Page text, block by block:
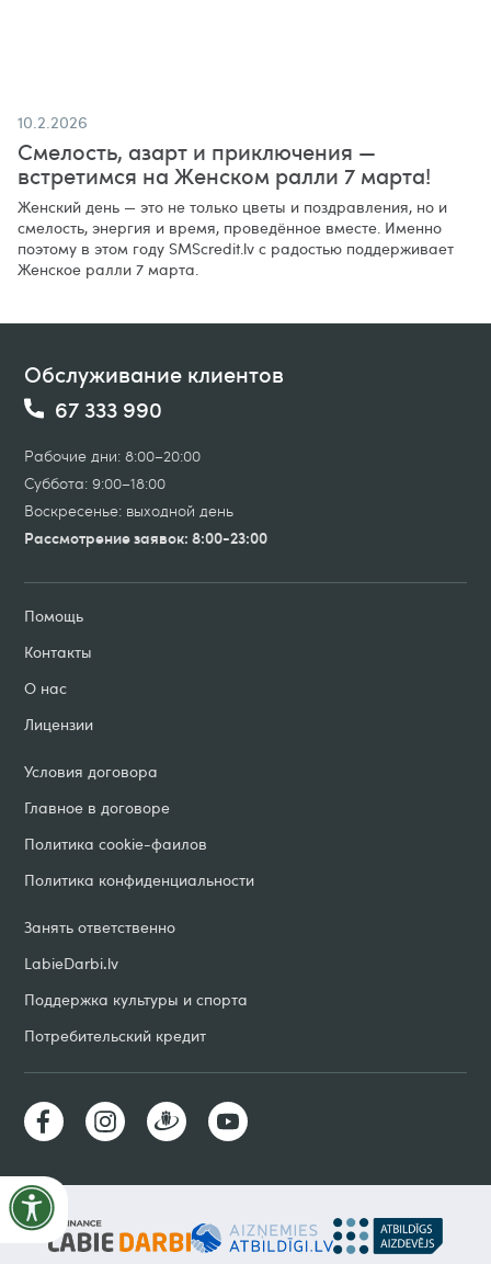
10.2.2026
Смелость, азарт и приключения —
встретимся на Женском ралли 7 марта!
Женский день — это не только цветы и поздравления, но и
смелость, энергия и время, проведённое вместе. Именно
поэтому в этом году SMScredit.lv с радостью поддерживает
Женское ралли 7 марта.
Обслуживание клиентов
67 333 990
Рабочие дни: 8:00–20:00
Суббота: 9:00–18:00
Воскресенье: выходной день
Рассмотрение заявок: 8:00-23:00
Помощь
Контакты
О нас
Лицензии
Занять ответственно
LabieDarbi.lv
Поддержка культуры и спорта
Потребительский кредит
Условия договорa
Главное в договоре
Политика cookie-фаилов
Политика конфиденциальности